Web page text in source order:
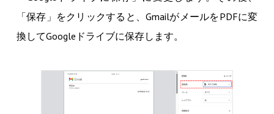
「保存」をクリックすると、GmailがメールをPDFに変
換してGoogleドライブに保存します。